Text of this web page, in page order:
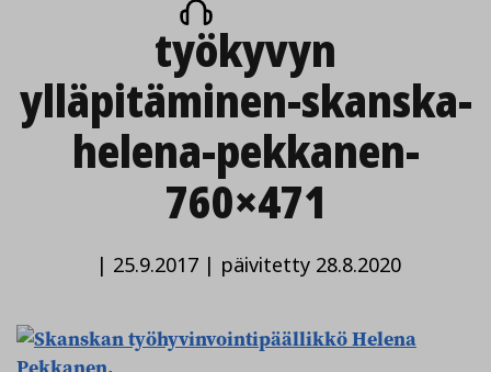
på
artikeln
työkyvyn
ylläpitäminen-skanska-
helena-pekkanen-
760×471
| 25.9.2017| päivitetty 28.8.2020